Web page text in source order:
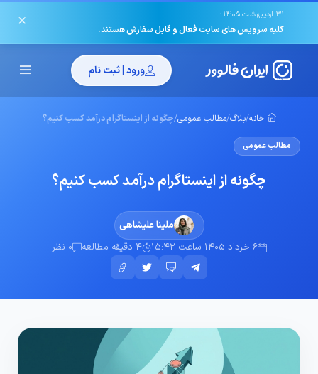
31 اردیبهشت 1405 ·
کلیه سرویس های سایت فعال و قابل سفارش هستند. ✕
ورود | ثبت نام
خانه/بلاگ/مطالب عمومی/چگونه از اینستاگرام درآمد کسب کنیم؟
مطالب عمومی
چگونه از اینستاگرام درآمد کسب کنیم؟
ملینا علیشاهی
6 خرداد 1405 ساعت 15:42
4 دقیقه مطالعه 0 نظر